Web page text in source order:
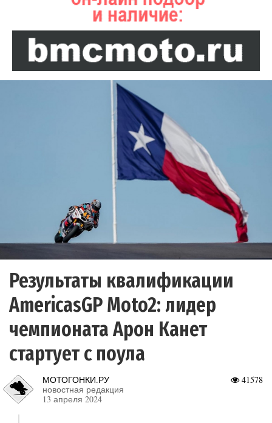
Результаты квалификации
AmericasGP Moto2: лидер
чемпионата Арон Канет
стартует с поула
41578
МОТОГОНКИ.РУ
новостная редакция
13 апреля 2024